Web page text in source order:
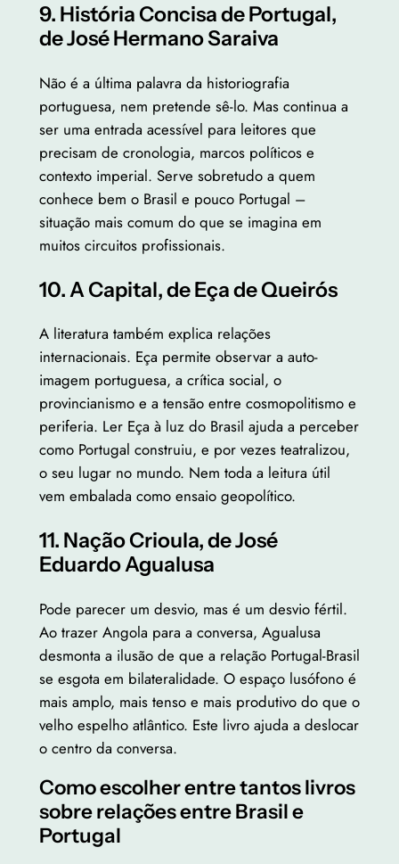
9. História Concisa de Portugal,
de José Hermano Saraiva
Não é a última palavra da historiografia
portuguesa, nem pretende sê-lo. Mas continua a
ser uma entrada acessível para leitores que
precisam de cronologia, marcos políticos e
contexto imperial. Serve sobretudo a quem
conhece bem o Brasil e pouco Portugal –
situação mais comum do que se imagina em
muitos circuitos profissionais.
10. A Capital, de Eça de Queirós
A literatura também explica relações
internacionais. Eça permite observar a auto-
imagem portuguesa, a crítica social, o
provincianismo e a tensão entre cosmopolitismo e
periferia. Ler Eça à luz do Brasil ajuda a perceber
como Portugal construiu, e por vezes teatralizou,
o seu lugar no mundo. Nem toda a leitura útil
vem embalada como ensaio geopolítico.
11. Nação Crioula, de José
Eduardo Agualusa
Pode parecer um desvio, mas é um desvio fértil.
Ao trazer Angola para a conversa, Agualusa
desmonta a ilusão de que a relação Portugal-Brasil
se esgota em bilateralidade. O espaço lusófono é
mais amplo, mais tenso e mais produtivo do que o
velho espelho atlântico. Este livro ajuda a deslocar
o centro da conversa.
Como escolher entre tantos livros
sobre relações entre Brasil e
Portugal